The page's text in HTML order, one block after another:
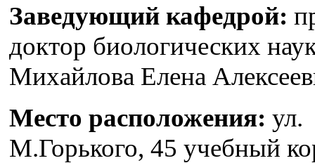
Заведующий кафедрой:
доктор биологических
Михайлова Елена
Место расположения: ул.
М.Горького, 45 учебный